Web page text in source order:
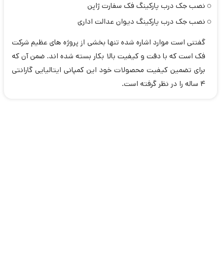
نصبجک درب پارکینگ فک سفارت ژاپن
نصب جک درب پارکینگ دیوان عدالت اداری
گفتنی است موارد اشاره شده تنها بخشی از پروژه های عظیم شرکت
فک است که با دقت و کیفیت بالا بکار بسته شده اند. ضمن آن که
برای تضمین کیفیت محصولات خود این کمپانی ایتالیایی گارانتی
4 ساله را در نظر گرفته است.